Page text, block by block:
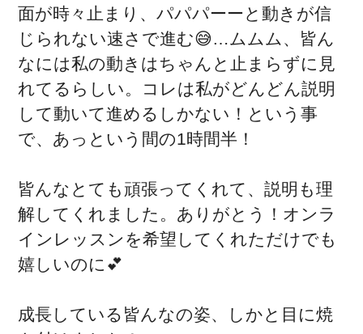
面が時々止まり、パパパーーと動きが信
じられない速さで進む😅…ムムム、皆ん
なには私の動きはちゃんと止まらずに見
れてるらしい。コレは私がどんどん説明
して動いて進めるしかない！という事
で、あっという間の1時間半！
皆んなとても頑張ってくれて、説明も理
解してくれました。ありがとう！オンラ
インレッスンを希望してくれただけでも
嬉しいのに💕
成長している皆んなの姿、しかと目に焼